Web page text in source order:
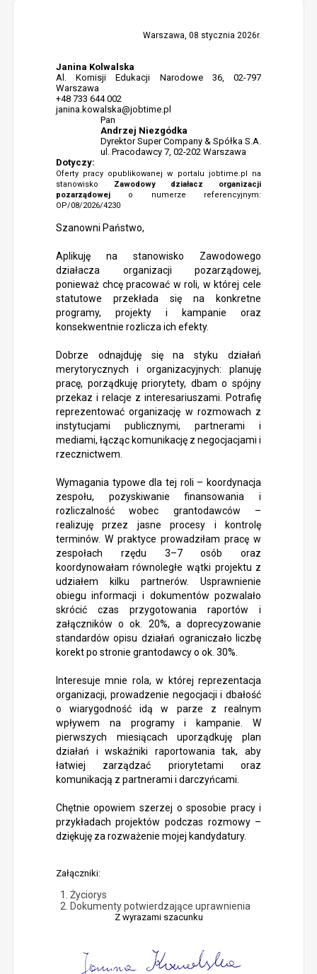
Warszawa, 08 stycznia 2026r.
Janina Kolwalska
Al. Komisji Edukacji Narodowe 36, 02-797
Warszawa
+48 733 644 002
janina.kowalska@jobtime.pl
Pan
Andrzej Niezgódka
Dyrektor Super Company & Spółka S.A.
ul. Pracodawcy 7, 02-202 Warszawa
Dotyczy:
Oferty pracy opublikowanej w portalu jobtime.pl na
stanowisko
Zawodowy działacz organizacji
pozarządowejo numerze referencyjnym:
OP/08/2026/4230
Szanowni Państwo,
Aplikuję na stanowisko Zawodowego
działacza organizacji pozarządowej,
ponieważ chcę pracować w roli, w której cele
statutowe przekłada się na konkretne
programy, projekty i kampanie oraz
konsekwentnie rozlicza ich efekty.
Dobrze odnajduję się na styku działań
merytorycznych i organizacyjnych: planuję
pracę, porządkuję priorytety, dbam o spójny
przekaz i relacje z interesariuszami. Potrafię
reprezentować organizację w rozmowach z
instytucjami publicznymi, partnerami i
mediami, łącząc komunikację z negocjacjami i
rzecznictwem.
Wymagania typowe dla tej roli – koordynacja
zespołu, pozyskiwanie finansowania i
rozliczalność wobec grantodawców –
realizuję przez jasne procesy i kontrolę
terminów. W praktyce prowadziłam pracę w
zespołach rzędu 3–7 osób oraz
koordynowałam równoległe wątki projektu z
udziałem kilku partnerów. Usprawnienie
obiegu informacji i dokumentów pozwalało
skrócić czas przygotowania raportów i
załączników o ok. 20%, a doprecyzowanie
standardów opisu działań ograniczało liczbę
korekt po stronie grantodawcy o ok. 30%.
Interesuje mnie rola, w której reprezentacja
organizacji, prowadzenie negocjacji i dbałość
o wiarygodność idą w parze z realnym
wpływem na programy i kampanie. W
pierwszych miesiącach uporządkuję plan
działań i wskaźniki raportowania tak, aby
łatwiej zarządzać priorytetami oraz
komunikacją z partnerami i darczyńcami.
Chętnie opowiem szerzej o sposobie pracy i
przykładach projektów podczas rozmowy –
dziękuję za rozważenie mojej kandydatury.
Załączniki:
Życiorys
Dokumenty potwierdzające uprawnienia
Z wyrazami szacunku